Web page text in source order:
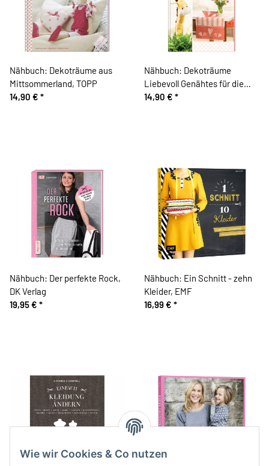
Wie wir Cookies & Co nutzen
Nähbuch: Dekoträume aus
Mittsommerland, TOPP
14,90 € *
Nähbuch: Dekoträume
Liebevoll Genähtes für die
ganze Wohnung, TOPP
14,90 € *
Nähbuch: Der perfekte Rock,
DK Verlag
19,95 € *
Nähbuch: Ein Schnitt - zehn
Kleider, EMF
16,99 € *